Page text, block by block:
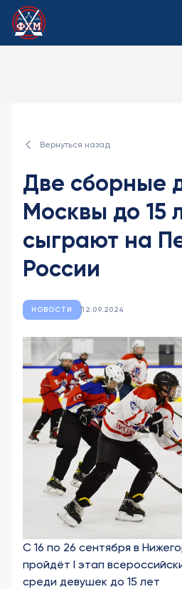
Вернуться назад
Две сборные
Москвы до 15
сыграют на
России
НОВОСТИ 12.09.2024
С 16 по 26 сентября в
пройдёт I этап
среди девушек до 15 лет